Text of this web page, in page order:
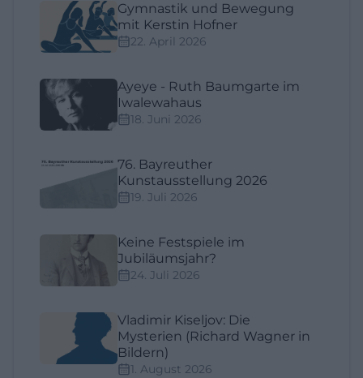
Gymnastik und Bewegung
mit Kerstin Hofner
22. April 2026
Ayeye - Ruth Baumgarte im
Iwalewahaus
18. Juni 2026
76. Bayreuther
Kunstausstellung 2026
19. Juli 2026
Keine Festspiele im
Jubiläumsjahr?
24. Juli 2026
Vladimir Kiseljov: Die
Mysterien (Richard Wagner in
Bildern)
1. August 2026